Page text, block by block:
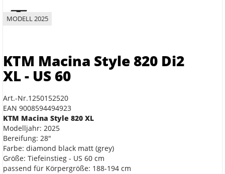
MODELL 2025
KTM Macina Style 820 Di2
XL - US 60
Art.-Nr.1250152520
EAN 9008594494923
KTM Macina Style 820 XL
Modelljahr: 2025
Bereifung: 28"
Farbe: diamond black matt (grey)
Größe: Tiefeinstieg - US 60 cm
passend für Körpergröße: 188-194 cm